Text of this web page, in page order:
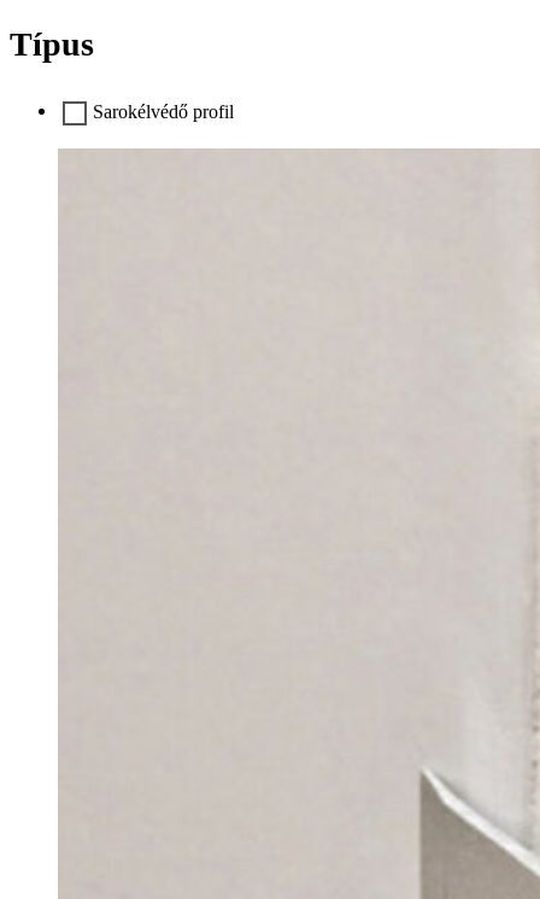
Típus
Sarokélvédő profil